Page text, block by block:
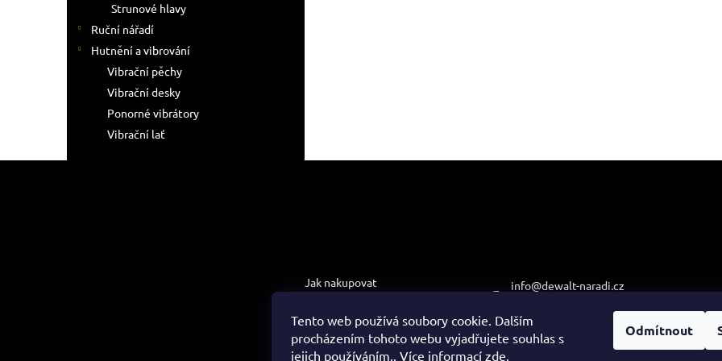
Tento web používá soubory cookie. Dalším
procházením tohoto webu vyjadřujete souhlas s
jejich používáním.. Více informací zde.
Odmítnout
Strunové hlavy
Ruční nářadí
Hutnění a vibrování
Vibrační pěchy
Vibrační desky
Ponorné vibrátory
Vibrační lať
Jak nakupovat
Podmínky ochrany osobních
údajů
info@dewalt-naradi.cz
+420 608 722 812